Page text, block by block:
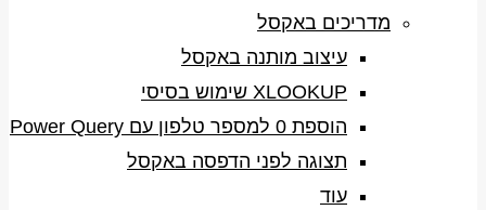
מדריכים באקסל
עיצוב מותנה באקסל
XLOOKUP שימוש בסיסי
הוספת 0 למספר טלפון עם Power Query
תצוגה לפני הדפסה באקסל
עוד